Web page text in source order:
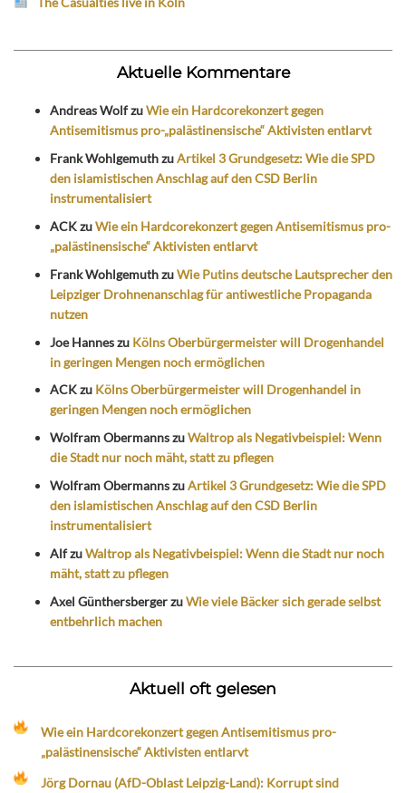
Aktuelle Kommentare
Andreas WolfzuWie ein Hardcorekonzert gegen
Antisemitismus pro-„palästinensische“ Aktivisten entlarvt
Frank WohlgemuthzuArtikel 3 Grundgesetz: Wie die SPD
den islamistischen Anschlag auf den CSD Berlin
instrumentalisiert
ACKzuWie ein Hardcorekonzert gegen Antisemitismus pro-
„palästinensische“ Aktivisten entlarvt
Frank WohlgemuthzuWie Putins deutsche Lautsprecher den
Leipziger Drohnenanschlag für antiwestliche Propaganda
nutzen
Joe Hanneszu Kölns Oberbürgermeister will Drogenhandel
in geringen Mengen noch ermöglichen
ACKzu Kölns Oberbürgermeister will Drogenhandel in
geringen Mengen noch ermöglichen
Wolfram ObermannszuWaltrop als Negativbeispiel: Wenn
die Stadt nur noch mäht, statt zu pflegen
Wolfram ObermannszuArtikel 3 Grundgesetz: Wie die SPD
den islamistischen Anschlag auf den CSD Berlin
instrumentalisiert
AlfzuWaltrop als Negativbeispiel: Wenn die Stadt nur noch
mäht, statt zu pflegen
Axel GünthersbergerzuWie viele Bäcker sich gerade selbst
entbehrlich machen
Aktuell oft gelesen
Wie ein Hardcorekonzert gegen Antisemitismus pro-
„palästinensische“ Aktivisten entlarvt
Jörg Dornau (AfD-Oblast Leipzig-Land): Korrupt sind